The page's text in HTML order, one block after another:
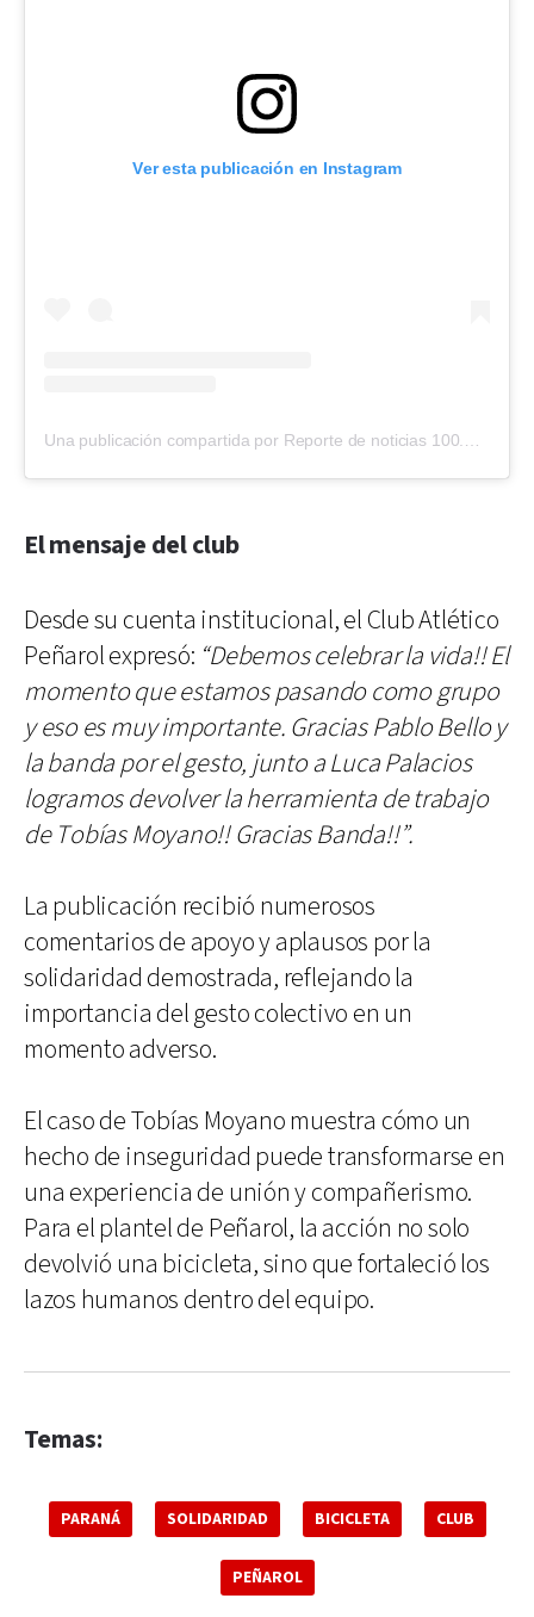
Ver esta publicación en Instagram
El mensaje del club
Desde su cuenta institucional, el Club Atlético
Peñarol expresó: “Debemos celebrar la vida!! El
momento que estamos pasando como grupo
y eso es muy importante. Gracias Pablo Bello y
la banda por el gesto, junto a Luca Palacios
logramos devolver la herramienta de trabajo
de Tobías Moyano!! Gracias Banda!!”.
La publicación recibió numerosos
comentarios de apoyo y aplausos por la
solidaridad demostrada, reflejando la
importancia del gesto colectivo en un
momento adverso.
El caso de Tobías Moyano muestra cómo un
hecho de inseguridad puede transformarse en
una experiencia de unión y compañerismo.
Para el plantel de Peñarol, la acción no solo
devolvió una bicicleta, sino que fortaleció los
lazos humanos dentro del equipo.
Temas:
PARANÁ SOLIDARIDAD BICICLETA CLUB
PEÑAROL